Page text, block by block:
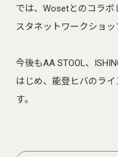
では、Wosetとのコラ
スタネットワークショッ
今後もAA STOOL、
はじめ、能登ヒバのラ
す。